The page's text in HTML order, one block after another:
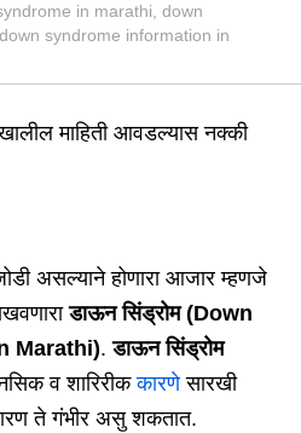
in marathi, down
syndrome information in
माहिती आवडल्यास नक्की
असल्याने होणारा आजार म्हणजे
डाऊन सिंड्रोम (Down
Marathi).डाऊन सिंड्रोम
व शारिरीककारणेसारखी
ते गंभीर असु शकतात.